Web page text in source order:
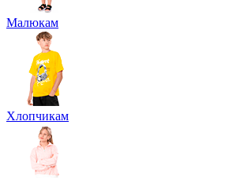
Малюкам
Хлопчикам